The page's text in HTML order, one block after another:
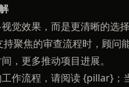
觉效果，而是更清晰的选
持聚焦的审查流程时，顾问
，更多推动项目进展。
作流程，请阅读 {pillar}；